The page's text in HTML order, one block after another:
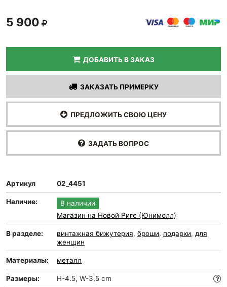
5 900
ДОБАВИТЬ В ЗАКАЗ
ЗАКАЗАТЬ ПРИМЕРКУ
ПРЕДЛОЖИТЬ СВОЮ ЦЕНУ
ЗАДАТЬ ВОПРОС
Артикул 02_4451
Наличие:
В наличии
Магазин на Новой Риге (Юнимолл)
В разделе: винтажная бижутерия, броши, подарки, для
женщин
Материалы: металл
Размеры: Н-4.5, W-3,5 cm